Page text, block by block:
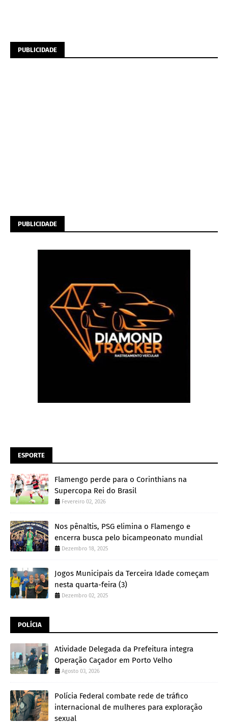
PUBLICIDADE
PUBLICIDADE
ESPORTE
Flamengo perde para o Corinthians na
Supercopa Rei do Brasil
Fevereiro 02, 2026
Nos pênaltis, PSG elimina o Flamengo e
encerra busca pelo bicampeonato mundial
Dezembro 18, 2025
Jogos Municipais da Terceira Idade começam
nesta quarta-feira (3)
Dezembro 02, 2025
POLÍCIA
Atividade Delegada da Prefeitura integra
Operação Caçador em Porto Velho
Agosto 03, 2026
Polícia Federal combate rede de tráfico
internacional de mulheres para exploração
sexual